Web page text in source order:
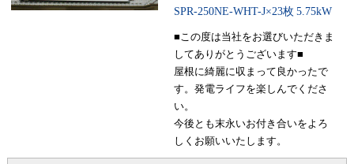
SPR-250NE-WHT-J×23枚 5.75kW
■この度は当社をお選びいただきま
してありがとうございます■
屋根に綺麗に収まって良かったで
す。発電ライフを楽しんでくださ
い。
今後とも末永いお付き合いをよろ
しくお願いいたします。